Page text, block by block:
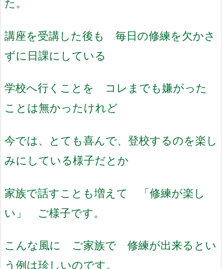
た。
講座を受講した後も 毎日の修練を欠かさ
ずに日課にしている
学校へ行くことを コレまでも嫌がった
ことは無かったけれど
今では、とても喜んで、登校するのを楽し
みにしている様子だとか
家族で話すことも増えて 「修練が楽し
い」 ご様子です。
こんな風に ご家族で 修練が出来るとい
う例は珍しいのです。